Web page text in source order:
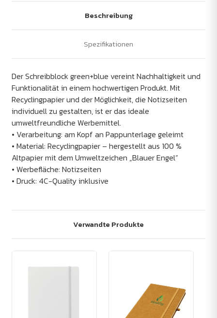
Beschreibung
Spezifikationen
Der Schreibblock green+blue vereint Nachhaltigkeit und
Funktionalität in einem hochwertigen Produkt. Mit
Recyclingpapier und der Möglichkeit, die Notizseiten
individuell zu gestalten, ist er das ideale
umweltfreundliche Werbemittel.
• Verarbeitung: am Kopf an Pappunterlage geleimt
• Material: Recyclingpapier – hergestellt aus 100 %
Altpapier mit dem Umweltzeichen „Blauer Engel“
• Werbefläche: Notizseiten
• Druck: 4C-Quality inklusive
Verwandte Produkte